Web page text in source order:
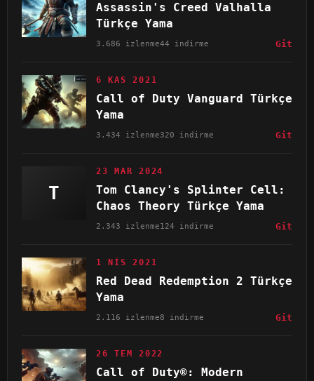
Assassin's Creed Valhalla
Türkçe Yama
3.686 izlenme44 indirme Git
6 KAS 2021
Call of Duty Vanguard Türkçe
Yama
3.434 izlenme320 indirme Git
T
23 MAR 2024
Tom Clancy's Splinter Cell:
Chaos Theory Türkçe Yama
2.343 izlenme124 indirme Git
1 NIS 2021
Red Dead Redemption 2 Türkçe
Yama
2.116 izlenme8 indirme Git
26 TEM 2022
Call of Duty®: Modern